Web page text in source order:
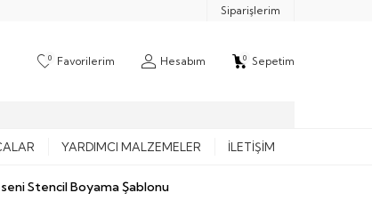
Siparişlerim
0 Favorilerim Hesabım 0 Sepetim
YARDIMCI MALZEMELER İLETIŞIM
Stencil Boyama Şablonu